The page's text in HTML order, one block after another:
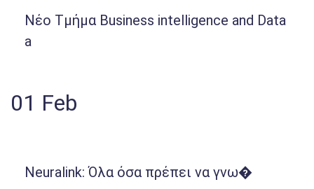
Νέο Τμήμα Business intelligence and Data
a
01 Feb
Neuralink: Όλα όσα πρέπει να γνω�